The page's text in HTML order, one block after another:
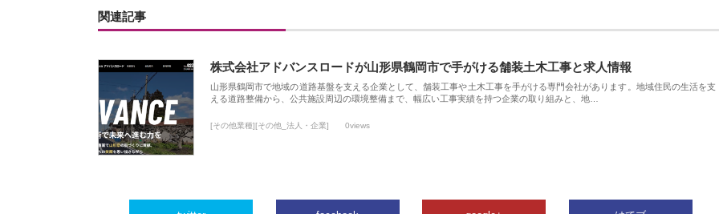
関連記事
株式会社アドバンスロードが山形県鶴岡市で手がける舗装土木工事と求人情報
山形県鶴岡市で地域の道路基盤を支える企業として、舗装工事や土木工事を手がける専門会社があります。地域住民の生活を支
える道路整備から、公共施設周辺の環境整備まで、幅広い工事実績を持つ企業の取り組みと、地…
[その他業種][その他_法人・企業] 0views